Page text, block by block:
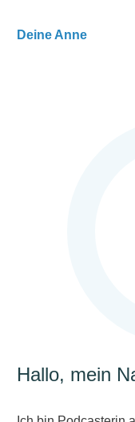
Deine Anne
Hallo, mein